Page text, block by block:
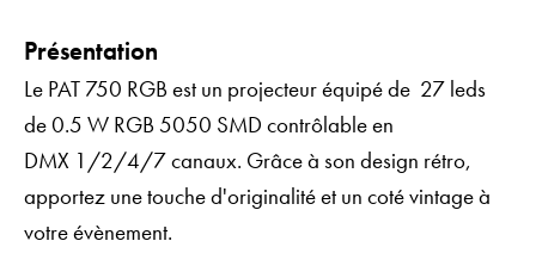
Présentation
Le PAT 750 RGB est un projecteur équipé de 27 leds
de 0.5 W RGB 5050 SMD contrôlable en
DMX 1/2/4/7 canaux. Grâce à son design rétro,
apportez une touche d'originalité et un coté vintage à
votre évènement.